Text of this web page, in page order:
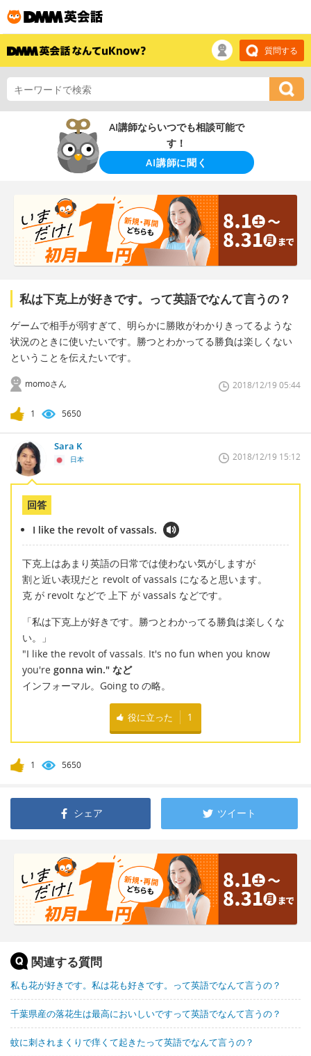
質問する
AI講師ならいつでも相談可能で
す！
AI講師に聞く
私は下克上が好きです。って英語でなんて言うの？
ゲームで相手が弱すぎて、明らかに勝敗がわかりきってるような
状況のときに使いたいです。勝つとわかってる勝負は楽しくない
ということを伝えたいです。
momoさん 2018/12/19 05:44
1 5650
Sara K
日本 2018/12/19 15:12
回答
I like the revolt of vassals.
下克上はあまり英語の日常では使わない気がしますが
割と近い表現だと revolt of vassals になると思います。
克 が revolt などで 上下 が vassals などです。
「私は下克上が好きです。勝つとわかってる勝負は楽しくな
い。」
"I like the revolt of vassals. It's no fun when you know
you're gonna win." など
インフォーマル。Going to の略。
役に立った 1
1 5650
シェア ツイート
関連する質問
私も花が好きです。私は花も好きです。って英語でなんて言うの？
千葉県産の落花生は最高においしいですって英語でなんて言うの？
蚊に刺されまくりで痒くて起きたって英語でなんて言うの？